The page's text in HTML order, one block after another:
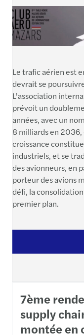
Le trafic aérien est
devrait se
L’association
prévoit un
années, avec un
8 milliards en
croissance
industriels, et se
des avionneurs, en
porteur des avions
défi, la
premier plan.
7ème
supply
montée en